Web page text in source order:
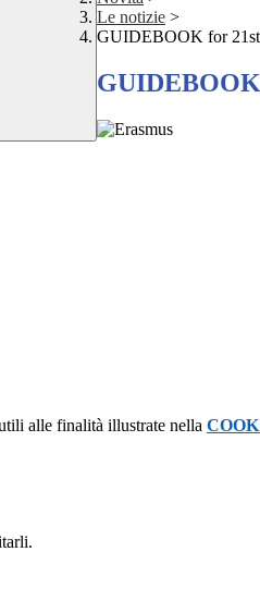
Le notizie >
GUIDEBOOK for
alle finalità illustrate nella